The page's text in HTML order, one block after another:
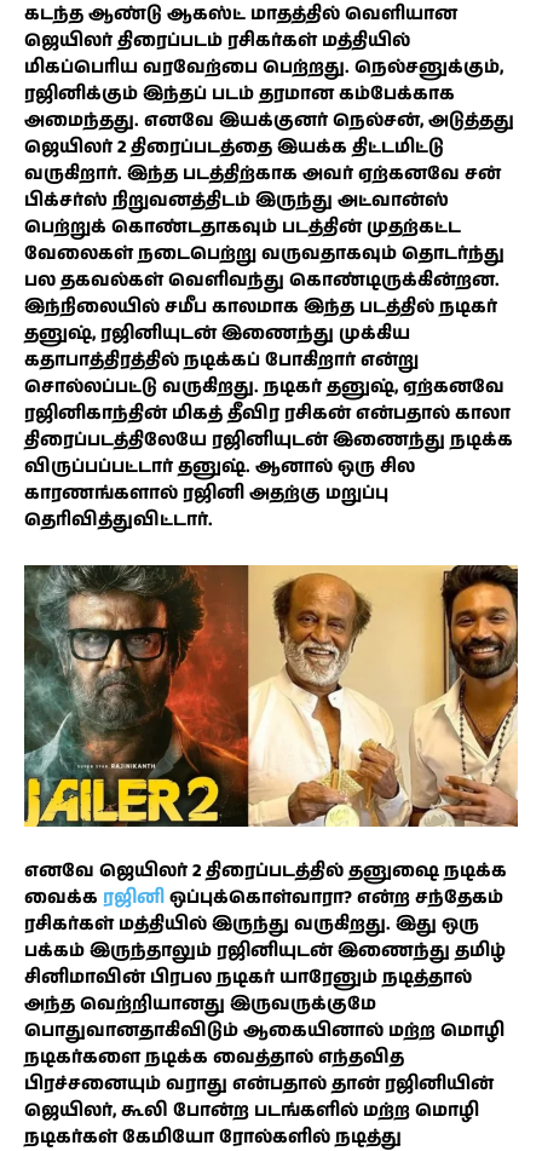
கடந்த ஆண்டு ஆகஸ்ட் மாதத்தில் வெளியான
ஜெயிலர் திரைப்படம் ரசிகர்கள் மத்தியில்
மிகப்பெரிய வரவேற்பை பெற்றது. நெல்சனுக்கும்,
ரஜினிக்கும் இந்தப் படம் தரமான கம்பேக்காக
அமைந்தது. எனவே இயக்குனர் நெல்சன், அடுத்தது
ஜெயிலர் 2 திரைப்படத்தை இயக்க திட்டமிட்டு
வருகிறார். இந்த படத்திற்காக அவர் ஏற்கனவே சன்
பிக்சர்ஸ் நிறுவனத்திடம் இருந்து அட்வான்ஸ்
பெற்றுக் கொண்டதாகவும் படத்தின் முதற்கட்ட
வேலைகள் நடைபெற்று வருவதாகவும் தொடர்ந்து
பல தகவல்கள் வெளிவந்து கொண்டிருக்கின்றன.
இந்நிலையில் சமீப காலமாக இந்த படத்தில் நடிகர்
தனுஷ், ரஜினியுடன் இணைந்து முக்கிய
கதாபாத்திரத்தில் நடிக்கப் போகிறார் என்று
சொல்லப்பட்டு வருகிறது. நடிகர் தனுஷ், ஏற்கனவே
ரஜினிகாந்தின் மிகத் தீவிர ரசிகன் என்பதால் காலா
திரைப்படத்திலேயே ரஜினியுடன் இணைந்து நடிக்க
விருப்பப்பட்டார் தனுஷ். ஆனால் ஒரு சில
காரணங்களால் ரஜினி அதற்கு மறுப்பு
தெரிவித்துவிட்டார்.
எனவே ஜெயிலர் 2 திரைப்படத்தில் தனுஷை நடிக்க
வைக்க ரஜினிஒப்புக்கொள்வாரா? என்ற சந்தேகம்
ரசிகர்கள் மத்தியில் இருந்து வருகிறது. இது ஒரு
பக்கம் இருந்தாலும் ரஜினியுடன் இணைந்து தமிழ்
சினிமாவின் பிரபல நடிகர் யாரேனும் நடித்தால்
அந்த வெற்றியானது இருவருக்குமே
பொதுவானதாகிவிடும் ஆகையினால் மற்ற மொழி
நடிகர்களை நடிக்க வைத்தால் எந்தவித
பிரச்சனையும் வராது என்பதால் தான் ரஜினியின்
ஜெயிலர், கூலி போன்ற படங்களில் மற்ற மொழி
நடிகர்கள் கேமியோ ரோல்களில் நடித்து